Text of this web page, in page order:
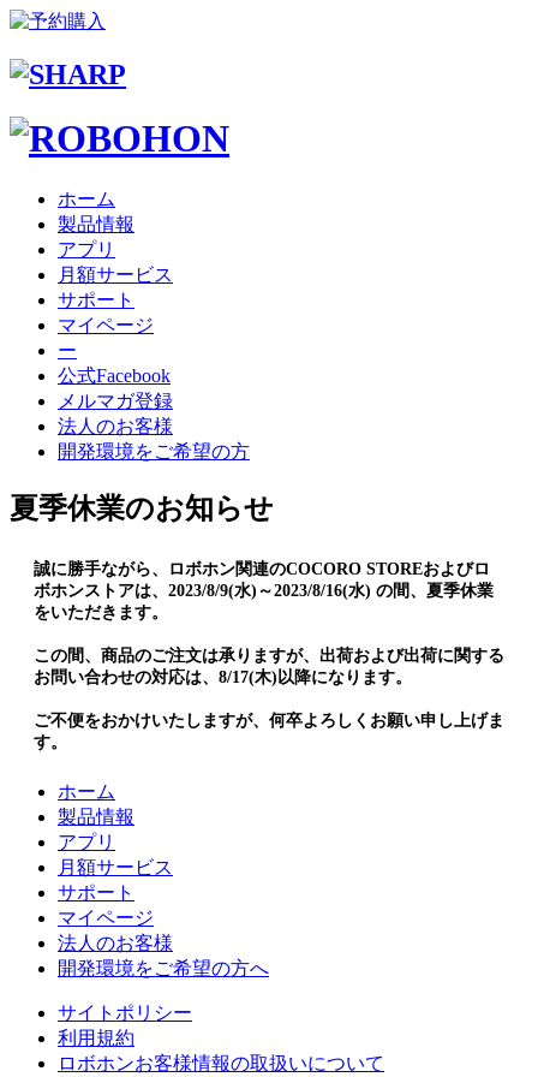
ホーム
製品情報
アプリ
月額サービス
サポート
マイページ
ー
公式Facebook
メルマガ登録
法人のお客様
開発環境をご希望の方
夏季休業のお知らせ
誠に勝手ながら、ロボホン関連のCOCORO STOREおよびロ
ボホンストアは、2023/8/9(水)～2023/8/16(水) の間、夏季休業
をいただきます。
この間、商品のご注文は承りますが、出荷および出荷に関する
お問い合わせの対応は、8/17(木)以降になります。
ご不便をおかけいたしますが、何卒よろしくお願い申し上げま
す。
ホーム
製品情報
アプリ
月額サービス
サポート
マイページ
法人のお客様
開発環境をご希望の方へ
サイトポリシー
利用規約
ロボホンお客様情報の取扱いについて